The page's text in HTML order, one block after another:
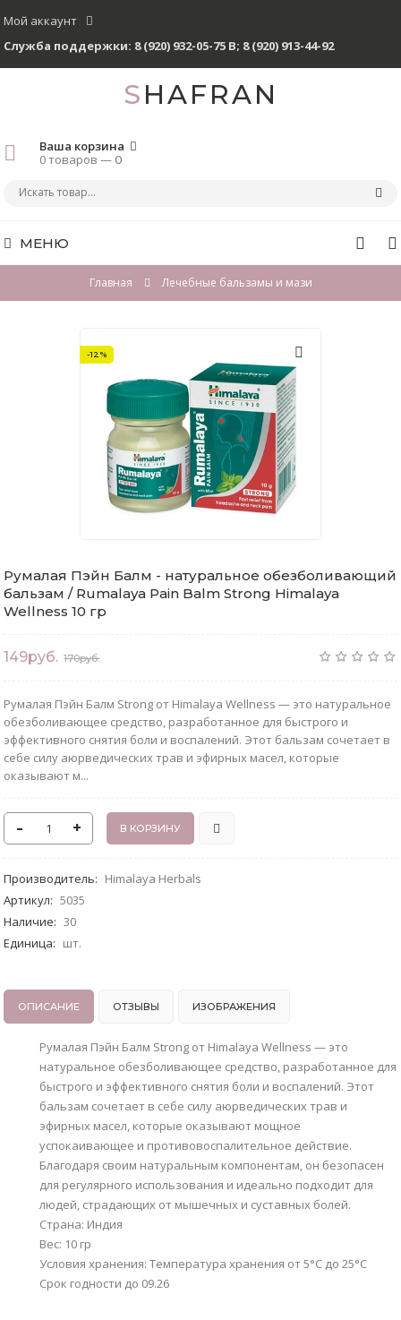
Мой аккаунт
Служба поддержки: 8 (920) 932-05-75 В; 8 (920) 913-44-92
SHAFRAN
Ваша корзина
0 товаров —0
МЕНЮ
Главная Лечебные бальзамы и мази
-12%
Румалая Пэйн Балм - натуральное обезболивающий
бальзам / Rumalaya Pain Balm Strong Himalaya
Wellness 10 гр
149руб. 170руб.
Румалая Пэйн Балм Strong от Himalaya Wellness — это натуральное
обезболивающее средство, разработанное для быстрого и
эффективного снятия боли и воспалений. Этот бальзам сочетает в
себе силу аюрведических трав и эфирных масел, которые
оказывают м...
- +
Производитель: Himalaya Herbals
Артикул: 5035
Наличие: 30
Единица: шт.
ОПИСАНИЕ ОТЗЫВЫ ИЗОБРАЖЕНИЯ
Румалая Пэйн Балм Strong от Himalaya Wellness — это
натуральное обезболивающее средство, разработанное для
быстрого и эффективного снятия боли и воспалений. Этот
бальзам сочетает в себе силу аюрведических трав и
эфирных масел, которые оказывают мощное
успокаивающее и противовоспалительное действие.
Благодаря своим натуральным компонентам, он безопасен
для регулярного использования и идеально подходит для
людей, страдающих от мышечных и суставных болей.
Страна: Индия
Вес: 10 гр
Условия хранения: Температура хранения от 5°C до 25°C
Срок годности до 09.26